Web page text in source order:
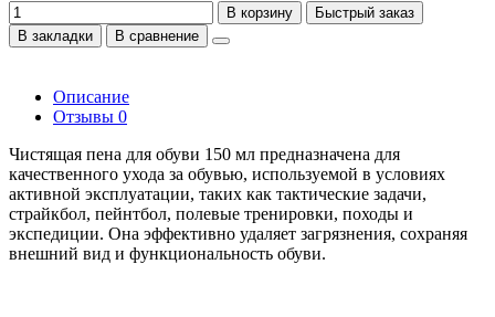
В корзину
Быстрый заказ
В закладки
В сравнение
Описание
Отзывы 0
Чистящая пена для обуви 150 мл предназначена для
качественного ухода за обувью, используемой в условиях
активной эксплуатации, таких как тактические задачи,
страйкбол, пейнтбол, полевые тренировки, походы и
экспедиции. Она эффективно удаляет загрязнения, сохраняя
внешний вид и функциональность обуви.